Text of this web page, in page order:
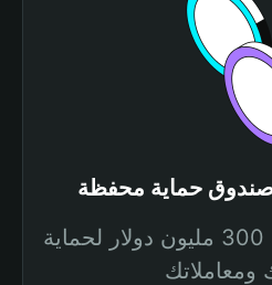
صندوق حماية بقيمة 300 مليون دولار لحماية